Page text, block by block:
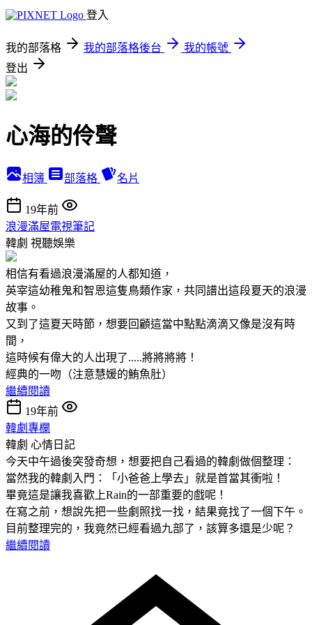
登入
我的部落格 我的部落格後台
我的帳號
登出
心海的伶聲
相簿 部落格 名片
19年前
浪漫滿屋電視筆記
韓劇 視聽娛樂
相信有看過浪漫滿屋的人都知道，
英宰這幼稚鬼和智恩這隻鳥類作家，共同譜出這段夏天的浪漫
故事。
又到了這夏天時節，想要回顧這當中點點滴滴又像是沒有時
間，
這時候有偉大的人出現了.....將將將將！
經典的一吻（注意慧媛的鮪魚肚）
繼續閱讀
19年前
韓劇專欄
韓劇 心情日記
今天中午過後突發奇想，想要把自己看過的韓劇做個整理：
當然我的韓劇入門：「小爸爸上學去」就是首當其衝啦！
畢竟這是讓我喜歡上Rain的一部重要的戲呢！
在寫之前，想說先把一些劇照找一找，結果竟找了一個下午。
目前整理完的，我竟然已經看過九部了，該算多還是少呢？
繼續閱讀